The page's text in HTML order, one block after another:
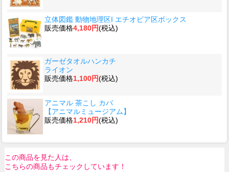
立体図鑑 動物地理区I エチオピア区ボックス
販売価格4,180円(税込)
ガーゼタオルハンカチ
ライオン
販売価格1,100円(税込)
アニマル 茶こし カバ
【アニマルミュージアム】
販売価格1,210円(税込)
この商品を見た人は、
こちらの商品もチェックしています！